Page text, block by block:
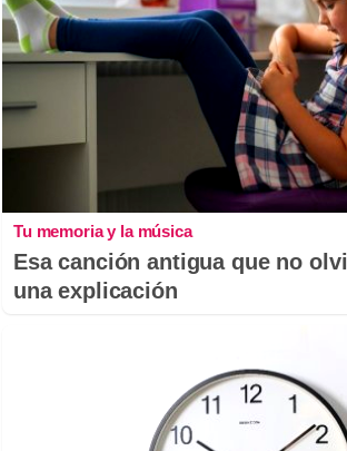
Tu memoria y la música
Esa canción antigua que no
una explicación